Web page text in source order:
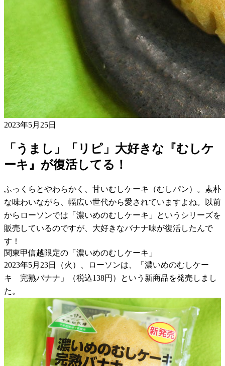
2023年5月25日
「うまし」「リピ」大好きな『むしケ
ーキ』が復活してる！
ふっくらとやわらかく、甘いむしケーキ（むしパン）。素朴
な味わいながら、幅広い世代から愛されていますよね。以前
からローソンでは「濃いめのむしケーキ」というシリーズを
販売しているのですが、大好きなバナナ味が復活したんで
す！
関東甲信越限定の「濃いめのむしケーキ」
2023年5月23日（火）、ローソンは、「濃いめのむしケー
キ 完熟バナナ」（税込138円）という新商品を発売しまし
た。